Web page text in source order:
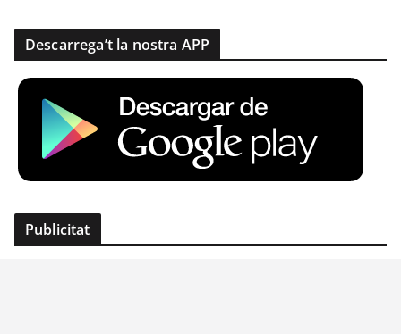
Descarrega’t la nostra APP
Publicitat